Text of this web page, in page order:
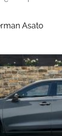
Asato